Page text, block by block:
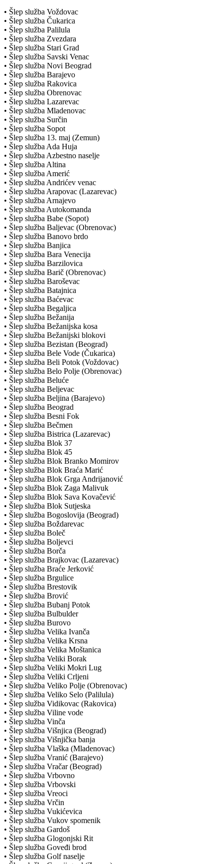
• Šlep služba Voždovac
• Šlep služba Čukarica
• Šlep služba Palilula
• Šlep služba Zvezdara
• Šlep služba Stari Grad
• Šlep služba Savski Venac
• Šlep služba Novi Beograd
• Šlep služba Barajevo
• Šlep služba Rakovica
• Šlep služba Obrenovac
• Šlep služba Lazarevac
• Šlep služba Mladenovac
• Šlep služba Surčin
• Šlep služba Sopot
• Šlep služba 13. maj (Zemun)
• Šlep služba Ada Huja
• Šlep služba Azbestno naselje
• Šlep služba Altina
• Šlep služba Amerić
• Šlep služba Andrićev venac
• Šlep služba Arapovac (Lazarevac)
• Šlep služba Arnajevo
• Šlep služba Autokomanda
• Šlep služba Babe (Sopot)
• Šlep služba Baljevac (Obrenovac)
• Šlep služba Banovo brdo
• Šlep služba Banjica
• Šlep služba Bara Venecija
• Šlep služba Barzilovica
• Šlep služba Barič (Obrenovac)
• Šlep služba Baroševac
• Šlep služba Batajnica
• Šlep služba Baćevac
• Šlep služba Begaljica
• Šlep služba Bežanija
• Šlep služba Bežanijska kosa
• Šlep služba Bežanijski blokovi
• Šlep služba Bezistan (Beograd)
• Šlep služba Bele Vode (Čukarica)
• Šlep služba Beli Potok (Voždovac)
• Šlep služba Belo Polje (Obrenovac)
• Šlep služba Beluće
• Šlep služba Beljevac
• Šlep služba Beljina (Barajevo)
• Šlep služba Beograd
• Šlep služba Besni Fok
• Šlep služba Bečmen
• Šlep služba Bistrica (Lazarevac)
• Šlep služba Blok 37
• Šlep služba Blok 45
• Šlep služba Blok Branko Momirov
• Šlep služba Blok Braća Marić
• Šlep služba Blok Grga Andrijanović
• Šlep služba Blok Zaga Malivuk
• Šlep služba Blok Sava Kovačević
• Šlep služba Blok Sutjeska
• Šlep služba Bogoslovija (Beograd)
• Šlep služba Boždarevac
• Šlep služba Boleč
• Šlep služba Boljevci
• Šlep služba Borča
• Šlep služba Brajkovac (Lazarevac)
• Šlep služba Braće Jerković
• Šlep služba Brgulice
• Šlep služba Brestovik
• Šlep služba Brović
• Šlep služba Bubanj Potok
• Šlep služba Bulbulder
• Šlep služba Burovo
• Šlep služba Velika Ivanča
• Šlep služba Velika Krsna
• Šlep služba Velika Moštanica
• Šlep služba Veliki Borak
• Šlep služba Veliki Mokri Lug
• Šlep služba Veliki Crljeni
• Šlep služba Veliko Polje (Obrenovac)
• Šlep služba Veliko Selo (Palilula)
• Šlep služba Vidikovac (Rakovica)
• Šlep služba Viline vode
• Šlep služba Vinča
• Šlep služba Višnjica (Beograd)
• Šlep služba Višnjička banja
• Šlep služba Vlaška (Mladenovac)
• Šlep služba Vranić (Barajevo)
• Šlep služba Vračar (Beograd)
• Šlep služba Vrbovno
• Šlep služba Vrbovski
• Šlep služba Vreoci
• Šlep služba Vrčin
• Šlep služba Vukićevica
• Šlep služba Vukov spomenik
• Šlep služba Gardoš
• Šlep služba Glogonjski Rit
• Šlep služba Goveđi brod
• Šlep služba Golf naselje